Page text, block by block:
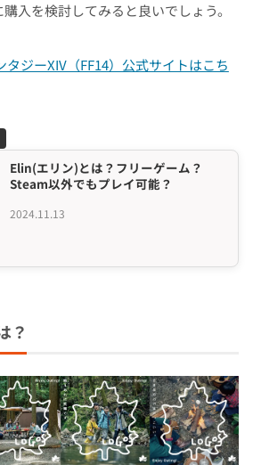
入を検討してみると良いでしょう。
タジーXIV（FF14）公式サイトはこち
2024.11.13
Elin(エリン)とは？フリーゲーム？
Steam以外でもプレイ可能？
？